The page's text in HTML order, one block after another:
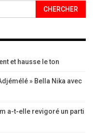
et hausse le ton
» Bella Nika avec
a-t-elle revigoré un parti